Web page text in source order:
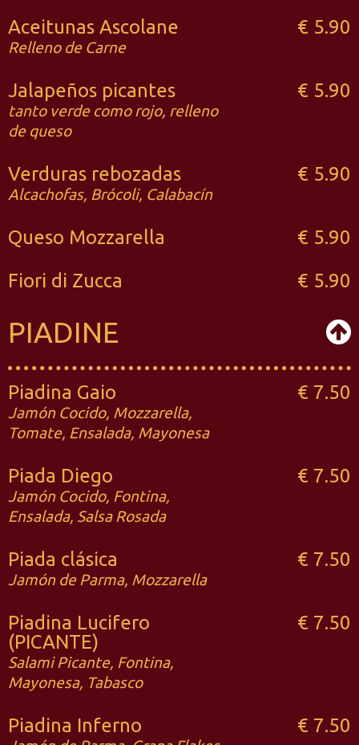
Aceitunas Ascolane
Relleno de Carne
€ 5.90
Jalapeños picantes
tanto verde como rojo, relleno
de queso
€ 5.90
Verduras rebozadas
Alcachofas, Brócoli, Calabacín
€ 5.90
Queso Mozzarella
€ 5.90
Fiori di Zucca
€ 5.90
PIADINE
Piadina Gaio
Jamón Cocido, Mozzarella,
Tomate, Ensalada, Mayonesa
€ 7.50
Piada Diego
Jamón Cocido, Fontina,
Ensalada, Salsa Rosada
€ 7.50
Piada clásica
Jamón de Parma, Mozzarella
€ 7.50
Piadina Lucifero
(PICANTE)
Salami Picante, Fontina,
Mayonesa, Tabasco
€ 7.50
Piadina Inferno € 7.50